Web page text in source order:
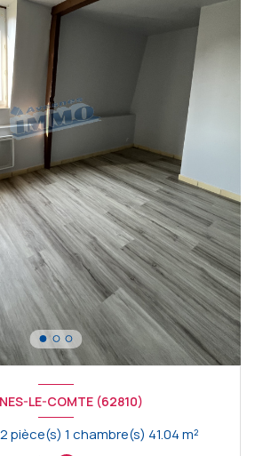
LE-COMTE (62810)
Appartement 2 pièce(s) 1 chambre(s) 41.04 m²